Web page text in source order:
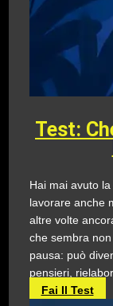
Test:
Hai mai avuto
lavorare anche
altre volte
che sembra
pausa: può
pensieri,
Fai Il Test